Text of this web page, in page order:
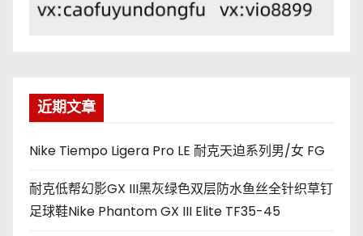
近期文章
Nike Tiempo Ligera Pro LE 耐克天迫系列男/女 FG
耐克低帮幻影GX III黑灰绿色双层防水鱼丝全针织草钉
足球鞋Nike Phantom GX III Elite TF35-45